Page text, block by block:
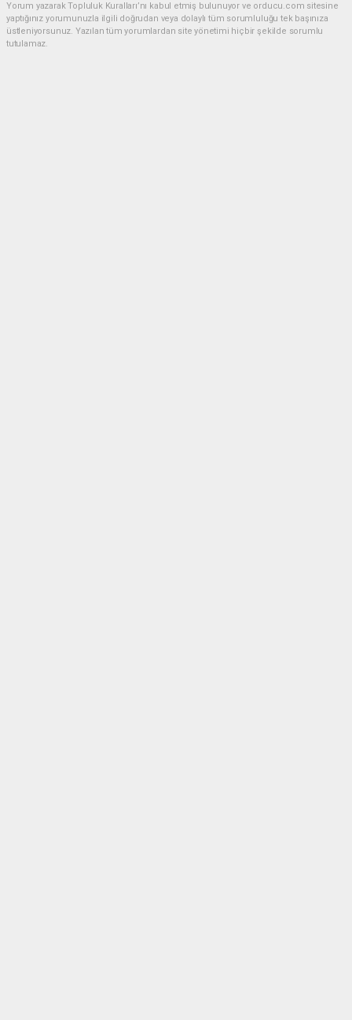
Yorum yazarak Topluluk Kuralları’nı kabul etmiş bulunuyor ve orducu.com sitesine
yaptığınız yorumunuzla ilgili doğrudan veya dolaylı tüm sorumluluğu tek başınıza
üstleniyorsunuz. Yazılan tüm yorumlardan site yönetimi hiçbir şekilde sorumlu
tutulamaz.